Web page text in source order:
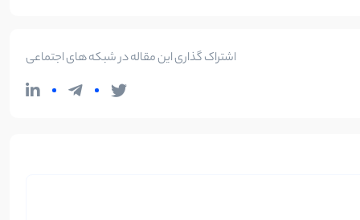
اشتراک گذاری این مقاله در شبکه های اجتماعی